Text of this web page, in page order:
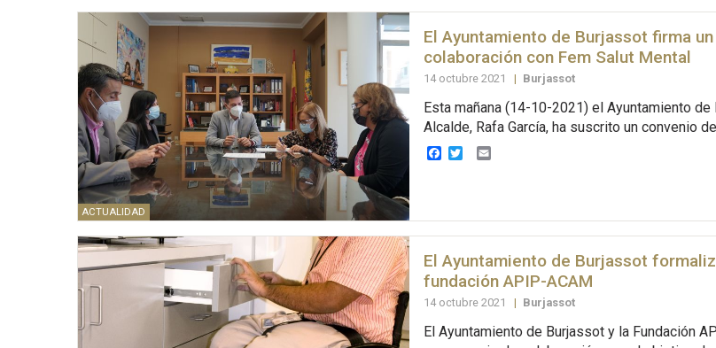
ACTUALIDAD
El Ayuntamiento de Burjassot firma
colaboración con Fem Salut Mental
14 octubre 2021 | Burjassot
Esta mañana (14-10-2021) el Ayuntamiento
Alcalde, Rafa García, ha suscrito un convenio
Facebook
Twitter
El Ayuntamiento de Burjassot
fundación APIP-ACAM
14 octubre 2021 | Burjassot
El Ayuntamiento de Burjassot y la Fundación